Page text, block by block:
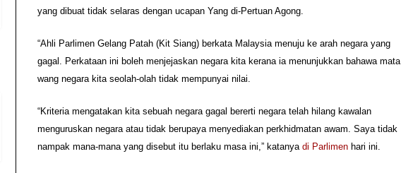
yang dibuat tidak selaras dengan ucapan Yang di-Pertuan Agong.
“Ahli Parlimen Gelang Patah (Kit Siang) berkata Malaysia menuju ke arah negara yang
gagal. Perkataan ini boleh menjejaskan negara kita kerana ia menunjukkan bahawa mata
wang negara kita seolah-olah tidak mempunyai nilai.
“Kriteria mengatakan kita sebuah negara gagal bererti negara telah hilang kawalan
menguruskan negara atau tidak berupaya menyediakan perkhidmatan awam. Saya tidak
nampak mana-mana yang disebut itu berlaku masa ini,” katanya di Parlimen hari ini.